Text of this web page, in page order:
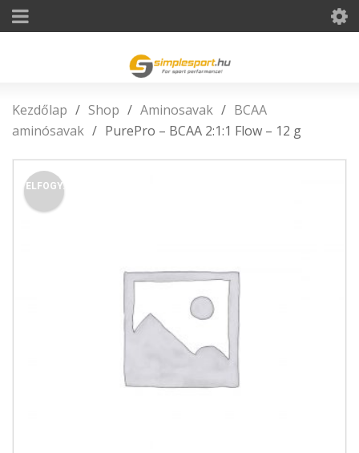
Kezdőlap / Shop / Aminosavak / BCAA
aminósavak / PurePro – BCAA 2:1:1 Flow – 12 g
ELFOGY.